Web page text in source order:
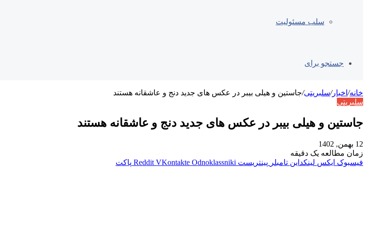
سلب مسئولیت
جستجو برای
خانه/ اخبار/سلبریتی/جاستین و هیلی بیبر در عکس های جدید دنج و عاشقانه هستند
سلبریتی
جاستین و هیلی بیبر در عکس های جدید دنج و عاشقانه هستند
12 بهمن, 1402
زمان مطالعه یک دقیقه
فیسبوک ایکس لینکداین تامبلر پینتریست Reddit VKontakte Odnoklassniki پاکت